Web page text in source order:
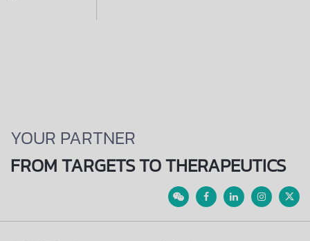
YOUR PARTNER
FROM TARGETS TO THERAPEUTICS